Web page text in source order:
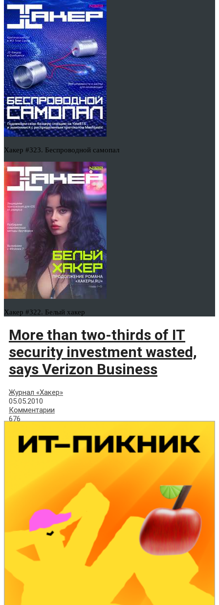
Хакер #323. Беспроводной самопал
Хакер #322. Белый хакер
More than two-thirds of IT
security investment wasted,
says Verizon Business
Журнал «Хакер»
05.05.2010
Комментарии
676